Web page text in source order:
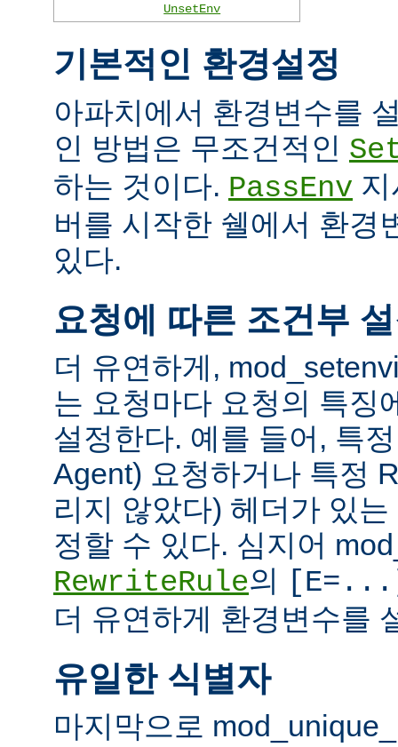
UnsetEnv
기본적인 환경설정
아파치에서 환경변수를
인 방법은 무조건적인
하는 것이다. PassEnv
버를 시작한 쉘에서 환경
있다.
요청에 따른 조건부
더 유연하게,
는 요청마다 요청의 특징
설정한다. 예를 들어, 특
Agent) 요청하거나 특정
리지 않았다) 헤더가 있
정할 수 있다. 심지어
RewriteRule의
더 유연하게 환경변수를
유일한 식별자
마지막으로